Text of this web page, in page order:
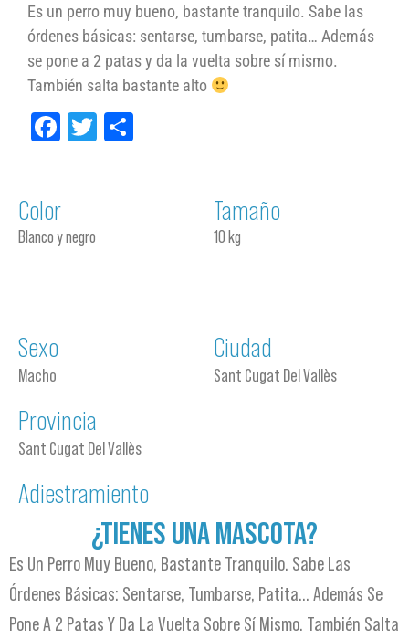
Es un perro muy bueno, bastante tranquilo. Sabe las
órdenes básicas: sentarse, tumbarse, patita… Además
se pone a 2 patas y da la vuelta sobre sí mismo.
También salta bastante alto
Facebook
Twitter
Color
Blanco y negro
Tamaño
10 kg
Sexo
Macho
Ciudad
Sant Cugat Del Vallès
Provincia
Sant Cugat Del Vallès
Adiestramiento
¿TIENES UNA MASCOTA?
Es Un Perro Muy Bueno, Bastante Tranquilo. Sabe Las
Órdenes Básicas: Sentarse, Tumbarse, Patita… Además Se
Pone A 2 Patas Y Da La Vuelta Sobre Sí Mismo. También Salta